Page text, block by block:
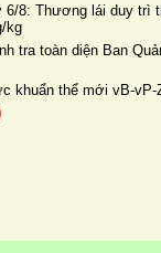
6/8: Thương lái duy trì
kg
tra toàn diện Ban
khuẩn thể mới vB-vP-